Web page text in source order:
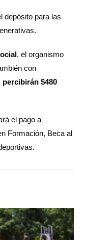
depósito para las
, el organismo
con
percibirán $480
el pago a
Formación, Beca al